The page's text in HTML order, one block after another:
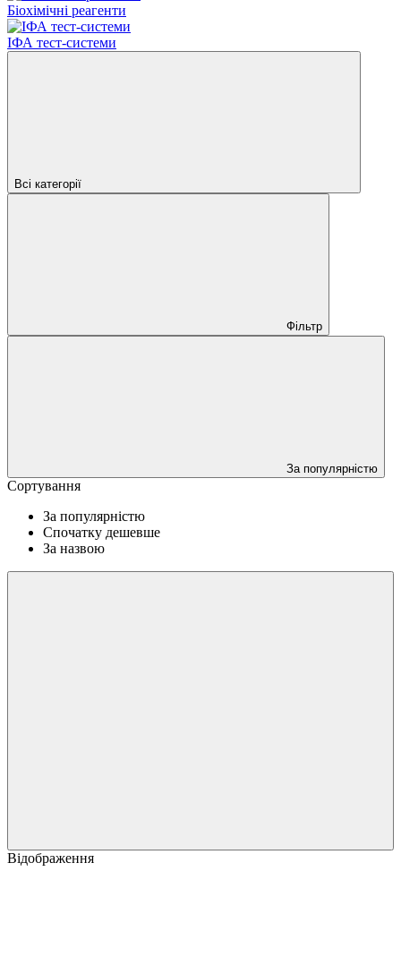
Біохімічні реагенти
ІФА тест-системи
Всі категорії
Фільтр
За популярністю
Сортування
За популярністю
Спочатку дешевше
За назвою
Відображення